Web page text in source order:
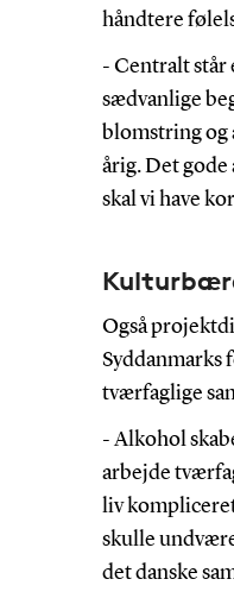
håndtere
- Centralt står
sædvanlige
blomstring og
årig. Det
skal vi have
Også
Syddanmarks
tværfaglige
- Alkohol
arbejde
liv kompliceret
skulle
det danske